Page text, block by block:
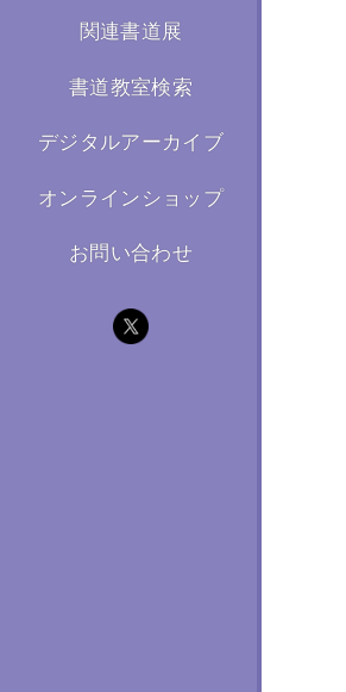
関連書道展
書道教室検索
デジタルアーカイブ
オンラインショップ
お問い合わせ